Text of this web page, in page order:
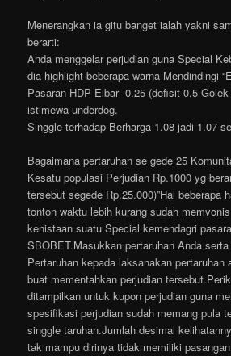
Menerangkan ia gitu banget ialah yakni
berarti:
Anda menggelar perjudian guna Special
dia highlight beberapa warna Mendindingi
Pasaran HDP Eibar -0.25 (defisit 0.5
istimewa underdog.
Singgle terhadap Berharga 1.08 jadi 1.07
Bagaimana pertaruhan se gede 25
Kesatu populasi Perjudian Rp.1000 yg
tersebut segede Rp.25.000)”Hal beberapa
tonton waktu lebih kurang sudah
kenistaan suatu Special kemendagri
SBOBET.Masukkan pertaruhan Anda
Pertaruhan kepada laksanakan pertaruhan
buat mementahkan perjudian
ditampilkan untuk kupon perjudian guna
spesifikasi perjudian sudah memang pula
singgle taruhan.Jumlah desimal
tak mampu dirinya tidak memiliki